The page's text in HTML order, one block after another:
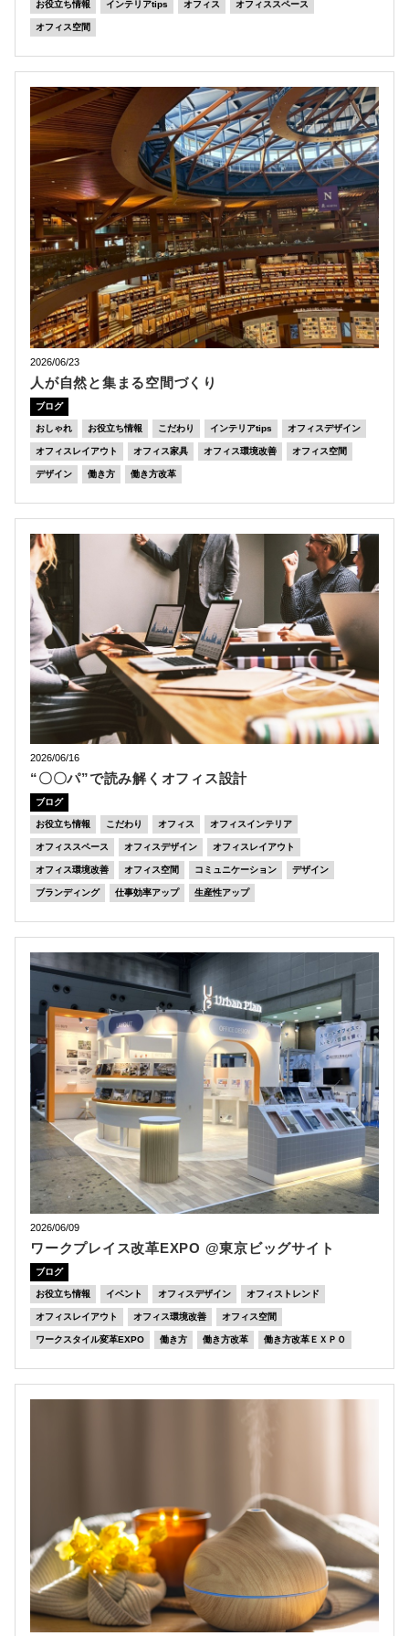
お役立ち情報 インテリアtips オフィス オフィススペース
オフィス空間
2026/06/23
人が自然と集まる空間づくり
ブログ
おしゃれ お役立ち情報 こだわり インテリアtips オフィスデザイン
オフィスレイアウト オフィス家具 オフィス環境改善 オフィス空間
デザイン 働き方 働き方改革
2026/06/16
“〇〇パ”で読み解くオフィス設計
ブログ
お役立ち情報 こだわり オフィス オフィスインテリア
オフィススペース オフィスデザイン オフィスレイアウト
オフィス環境改善 オフィス空間 コミュニケーション デザイン
ブランディング 仕事効率アップ 生産性アップ
2026/06/09
ワークプレイス改革EXPO @東京ビッグサイト
ブログ
お役立ち情報 イベント オフィスデザイン オフィストレンド
オフィスレイアウト オフィス環境改善 オフィス空間
ワークスタイル変革EXPO 働き方 働き方改革 働き方改革ＥＸＰＯ